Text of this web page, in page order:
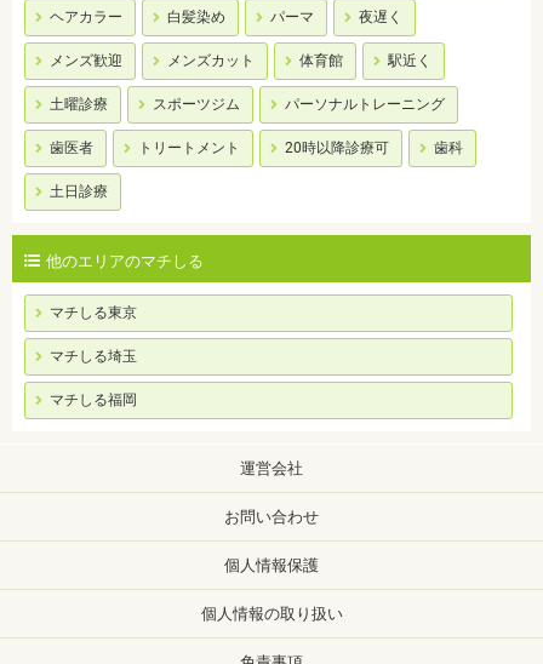
ヘアカラー 白髪染め パーマ 夜遅く
メンズ歓迎 メンズカット 体育館 駅近く
土曜診療 スポーツジム パーソナルトレーニング
歯医者 トリートメント 20時以降診療可 歯科
土日診療
他のエリアのマチしる
マチしる東京
マチしる埼玉
マチしる福岡
運営会社
お問い合わせ
個人情報保護
個人情報の取り扱い